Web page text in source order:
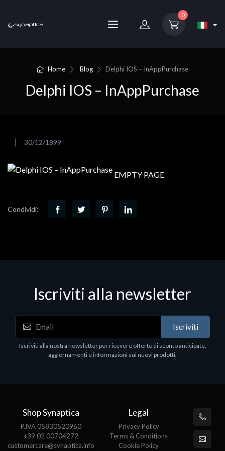
0
Home Blog Delphi IOS – InAppPurchase
Delphi IOS – InAppPurchase
30/12/1899
EMPTY PAGE
Condividi:
Iscriviti alla newsletter
Iscriviti
Iscriviti alla nostra newsletter per ricevere offerte di sconto anticipate,
aggiornamenti e informazioni sui nuovi prodotti.
Shop Synaptica
P.IVA 05830520960
+39 02 00704272
customercare@synaptica.info
Legal
Privacy Policy
Terms & Conditions
Cookie Policy